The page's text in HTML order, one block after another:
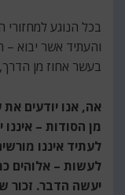
בכל הנוגע
והעתיד אשר יבוא –
בעשר אחוז מן
אה, אנו יודעים
מן הסודות – איננו
לעתיד איננו
לעשות – אלוהים
יעשה הדבר. זכור